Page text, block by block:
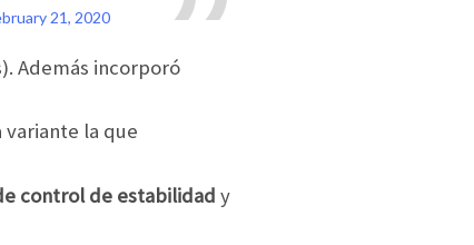
21, 2020
Además incorporó
variante la que
control de estabilidad y